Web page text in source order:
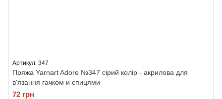
Артикул: 347
Пряжа Yarnart Adore №347 сірий колір - акрилова для
в'язання гачком и спицями
72 грн